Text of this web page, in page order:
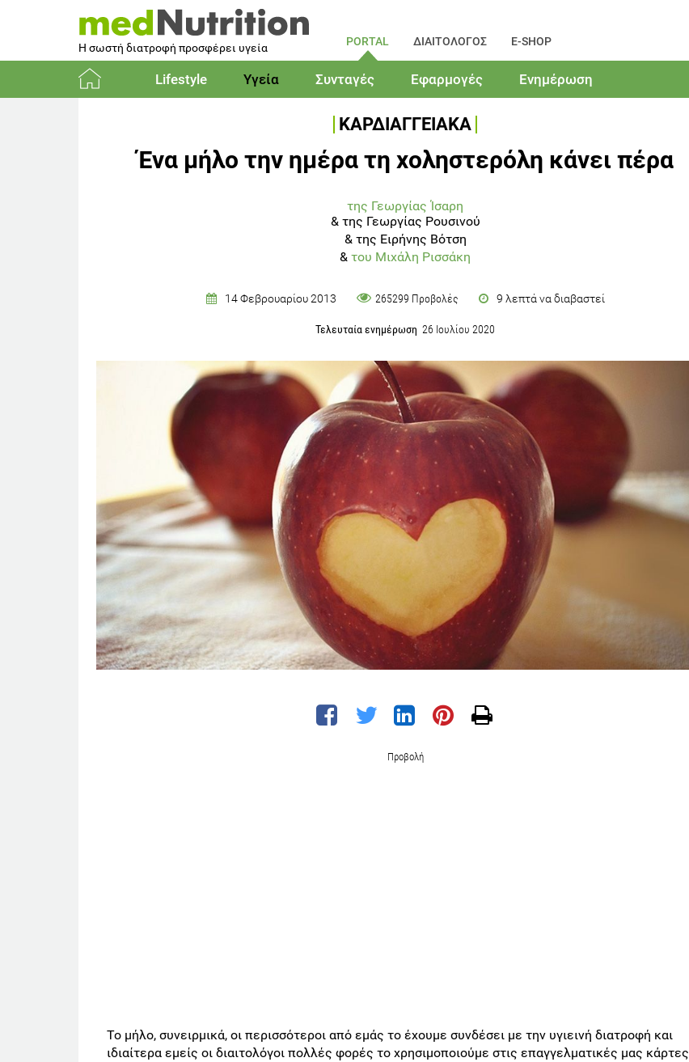
Η σωστή διατροφή προσφέρει υγεία PORTAL ΔΙΑΙΤΟΛΟΓΟΣ E-SHOP
Lifestyle Υγεία Συνταγές Εφαρμογές Ενημέρωση
ΚΑΡΔΙΑΓΓΕΙΑΚΑ
Ένα μήλο την ημέρα τη χοληστερόλη κάνει πέρα
της Γεωργίας Ίσαρη
& της Γεωργίας Ρουσινού
& της Ειρήνης Βότση
& του Μιχάλη Ρισσάκη
14 Φεβρουαρίου 2013 265299 Προβολές 9 λεπτά να διαβαστεί
Τελευταία ενημέρωση 26 Ιουλίου 2020
Προβολή
Το μήλο, συνειρμικά, οι περισσότεροι από εμάς το έχουμε συνδέσει με την υγιεινή διατροφή και
ιδιαίτερα εμείς οι διαιτολόγοι πολλές φορές το χρησιμοποιούμε στις επαγγελματικές μας κάρτες